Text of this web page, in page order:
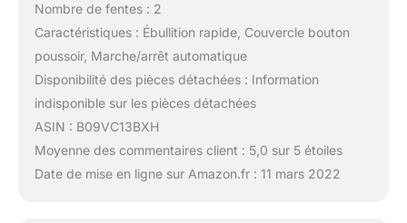
Nombre de fentes : 2
Caractéristiques : Ébullition rapide, Couvercle bouton
poussoir, Marche/arrêt automatique
Disponibilité des pièces détachées : Information
indisponible sur les pièces détachées
ASIN : B09VC13BXH
Moyenne des commentaires client : 5,0 sur 5 étoiles
Date de mise en ligne sur Amazon.fr : 11 mars 2022